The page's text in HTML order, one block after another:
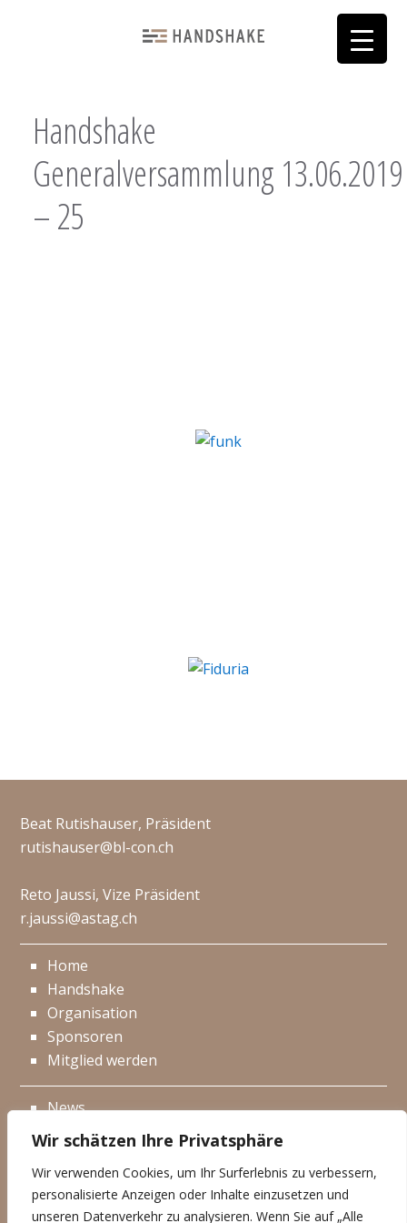
Wir schätzen Ihre Privatsphäre
Wir verwenden Cookies, um Ihr Surferlebnis zu verbessern,
personalisierte Anzeigen oder Inhalte einzusetzen und
unseren Datenverkehr zu analysieren. Wenn Sie auf „Alle
Handshake
Generalversammlung 13.06.2019
– 25
Beat Rutishauser, Präsident
rutishauser@bl-con.ch
Reto Jaussi, Vize Präsident
r.jaussi@astag.ch
Home
Handshake
Organisation
Sponsoren
Mitglied werden
News
Events
Kontakt
Impressum